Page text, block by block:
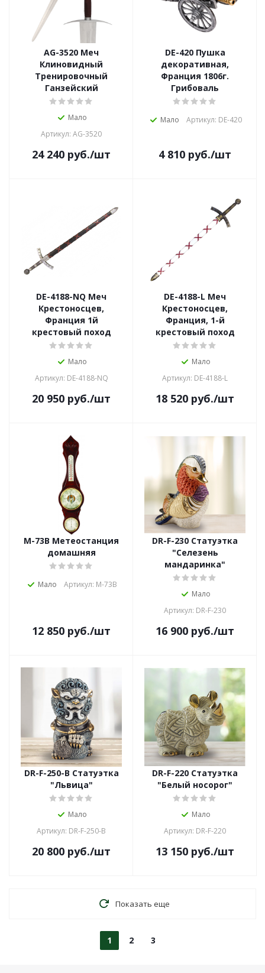
AG-3520 Меч
Клиновидный
Тренировочный
Ганзейский
Мало
Артикул: AG-3520
24 240 руб./шт
DE-420 Пушка
декоративная,
Франция 1806г.
Грибоваль
Мало Артикул: DE-420
4 810 руб./шт
DE-4188-NQ Меч
Крестоносцев,
Франция 1й
крестовый поход
Мало
Артикул: DE-4188-NQ
20 950 руб./шт
DE-4188-L Меч
Крестоносцев,
Франция, 1-й
крестовый поход
Мало
Артикул: DE-4188-L
18 520 руб./шт
M-73B Метеостанция
домашняя
Мало Артикул: M-73B
12 850 руб./шт
DR-F-230 Статуэтка
"Селезень
мандаринка"
Мало
Артикул: DR-F-230
16 900 руб./шт
DR-F-250-B Статуэтка
"Львица"
Мало
Артикул: DR-F-250-B
20 800 руб./шт
DR-F-220 Статуэтка
"Белый носорог"
Мало
Артикул: DR-F-220
13 150 руб./шт
Показать еще
1 2 3